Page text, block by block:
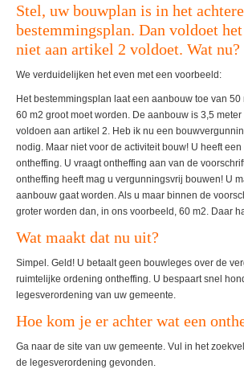
Stel, uw bouwplan is in het
bestemmingsplan. Dan voldoet
niet aan artikel 2 voldoet. Wat nu?
We verduidelijken het even met een voorbeeld:
Het bestemmingsplan laat een aanbouw toe van
60 m2 groot moet worden. De aanbouw is 3,5
voldoen aan artikel 2. Heb ik nu een
nodig. Maar niet voor de activiteit bouw! U heeft
ontheffing. U vraagt ontheffing aan van de
ontheffing heeft mag u vergunningsvrij bouwen! U
aanbouw gaat worden. Als u maar binnen de
groter worden dan, in ons voorbeeld, 60 m2. Daar
Wat maakt dat nu uit?
Simpel. Geld! U betaalt geen bouwleges over de
ruimtelijke ordening ontheffing. U bespaart snel
legesverordening van uw gemeente.
Hoe kom je er achter wat een
Ga naar de site van uw gemeente. Vul in het
de legesverordening gevonden.